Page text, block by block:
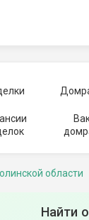
области
Найти